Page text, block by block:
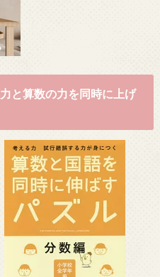
と算数の力を同時に上げ